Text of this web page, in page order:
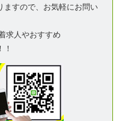
ますので、お気軽にお問い
求人やおすすめ